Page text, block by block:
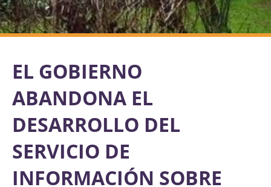
EL GOBIERNO
ABANDONA EL
DESARROLLO DEL
SERVICIO DE
INFORMACIÓN SOBRE